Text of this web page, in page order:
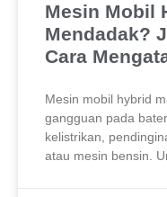
Mesin Mobil
Mendadak?
Cara
Mesin mobil hybrid
gangguan pada
kelistrikan,
atau mesin bensin.